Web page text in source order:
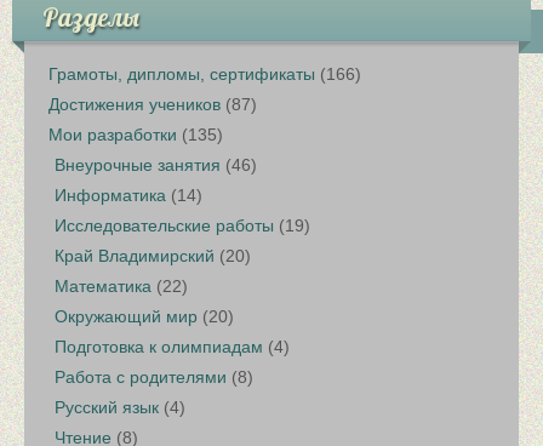
Разделы
Грамоты, дипломы, сертификаты (166)
Достижения учеников (87)
Мои разработки (135)
Внеурочные занятия (46)
Информатика (14)
Исследовательские работы (19)
Край Владимирский (20)
Математика (22)
Окружающий мир (20)
Подготовка к олимпиадам (4)
Работа с родителями (8)
Русский язык (4)
Чтение (8)